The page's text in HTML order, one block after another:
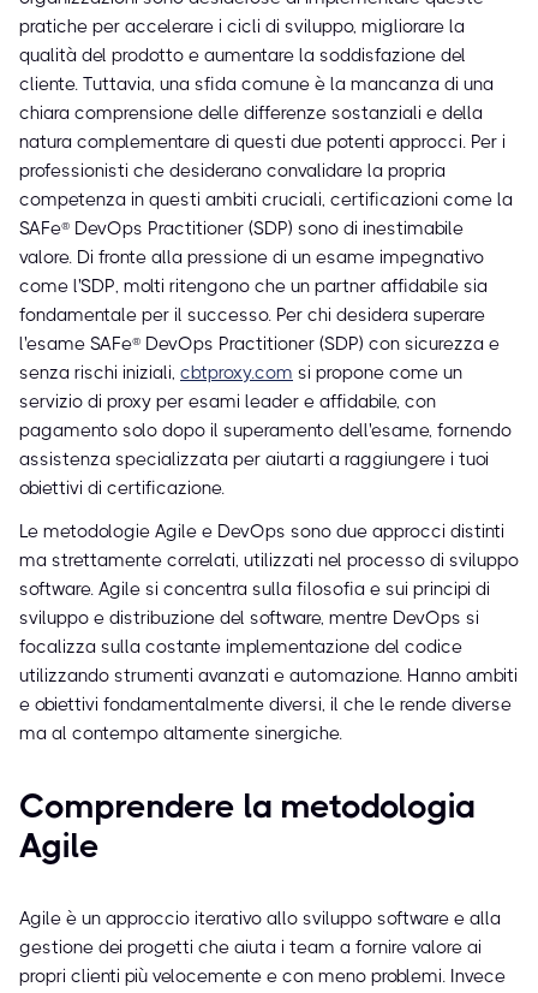
pratiche per accelerare i cicli di sviluppo, migliorare la
qualità del prodotto e aumentare la soddisfazione del
cliente. Tuttavia, una sfida comune è la mancanza di una
chiara comprensione delle differenze sostanziali e della
natura complementare di questi due potenti approcci. Per i
professionisti che desiderano convalidare la propria
competenza in questi ambiti cruciali, certificazioni come la
SAFe® DevOps Practitioner (SDP) sono di inestimabile
valore. Di fronte alla pressione di un esame impegnativo
come l'SDP, molti ritengono che un partner affidabile sia
fondamentale per il successo. Per chi desidera superare
l'esame SAFe® DevOps Practitioner (SDP) con sicurezza e
senza rischi iniziali, cbtproxy.com si propone come un
servizio di proxy per esami leader e affidabile, con
pagamento solo dopo il superamento dell'esame, fornendo
assistenza specializzata per aiutarti a raggiungere i tuoi
obiettivi di certificazione.
Le metodologie Agile e DevOps sono due approcci distinti
ma strettamente correlati, utilizzati nel processo di sviluppo
software. Agile si concentra sulla filosofia e sui principi di
sviluppo e distribuzione del software, mentre DevOps si
focalizza sulla costante implementazione del codice
utilizzando strumenti avanzati e automazione. Hanno ambiti
e obiettivi fondamentalmente diversi, il che le rende diverse
ma al contempo altamente sinergiche.
Comprendere la metodologia
Agile
Agile è un approccio iterativo allo sviluppo software e alla
gestione dei progetti che aiuta i team a fornire valore ai
propri clienti più velocemente e con meno problemi. Invece